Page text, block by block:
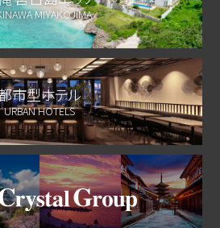
MIYAKOJIMA
市型ホテル
URBAN HOTELS